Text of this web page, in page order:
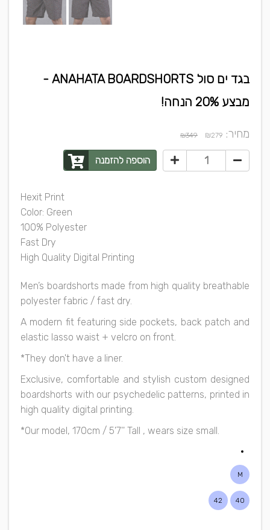
בגד ים סול ANAHATA BOARDSHORTS -
מבצע 20% הנחה!
מחיר: ₪279
₪349
הוספה להזמנה
Hexit Print
Color: Green
100% Polyester
Fast Dry
High Quality Digital Printing
Men’s boardshorts made from high quality breathable
polyester fabric / fast dry.
A modern fit featuring side pockets, back patch and
elastic lasso waist + velcro on front.
*They don't have a liner.
Exclusive, comfortable and stylish custom designed
boardshorts with our psychedelic patterns, printed in
high quality digital printing.
*Our model, 170cm / 5'7'' Tall , wears size small.
M
40
42